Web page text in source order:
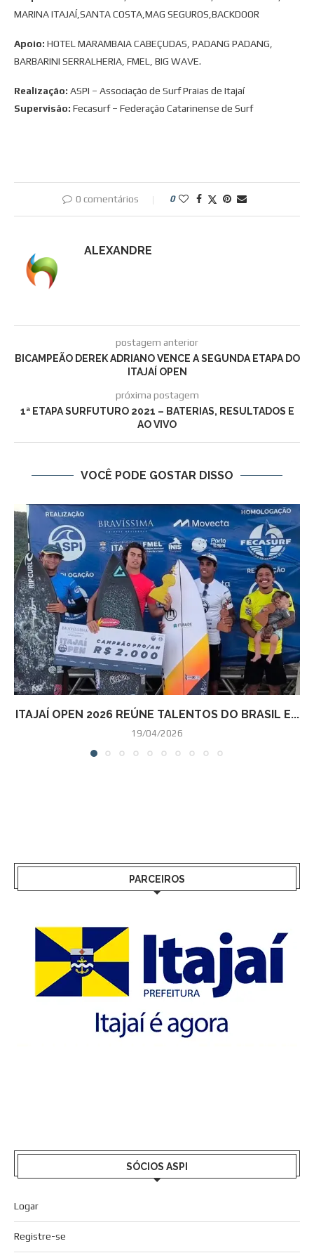
MARINA ITAJAÍ,SANTA COSTA,MAG SEGUROS,BACKDOOR
Apoio: HOTEL MARAMBAIA CABEÇUDAS, PADANG PADANG,
BARBARINI SERRALHERIA, FMEL, BIG WAVE.
Realização: ASPI – Associação de Surf Praias de Itajaí
Supervisão: Fecasurf – Federação Catarinense de Surf
0 comentários 0
ALEXANDRE
postagem anterior
BICAMPEÃO DEREK ADRIANO VENCE A SEGUNDA ETAPA DO
ITAJAÍ OPEN
próxima postagem
1ª ETAPA SURFUTURO 2021 – BATERIAS, RESULTADOS E
AO VIVO
VOCÊ PODE GOSTAR DISSO
ITAJAÍ OPEN 2026 REÚNE TALENTOS DO BRASIL E...
19/04/2026
PARCEIROS
SÓCIOS ASPI
Logar
Registre-se